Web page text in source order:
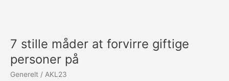
7 stille måder at forvirre giftige
personer på
Generelt / AKL23
måder
forvirre
giftige